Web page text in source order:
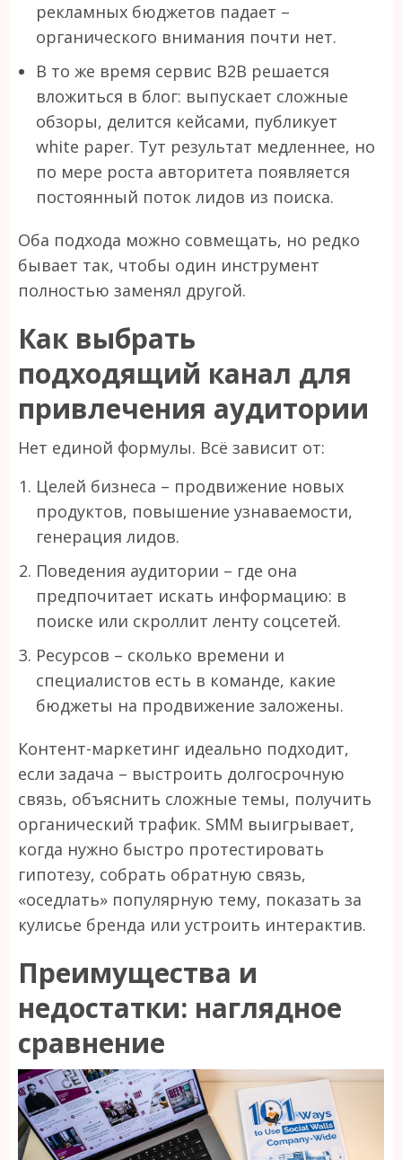
рекламных бюджетов падает –
органического внимания почти нет.
В то же время сервис B2B решается
вложиться в блог: выпускает сложные
обзоры, делится кейсами, публикует
white paper. Тут результат медленнее, но
по мере роста авторитета появляется
постоянный поток лидов из поиска.
Оба подхода можно совмещать, но редко
бывает так, чтобы один инструмент
полностью заменял другой.
Как выбрать
подходящий канал для
привлечения аудитории
Нет единой формулы. Всё зависит от:
Целей бизнеса – продвижение новых
продуктов, повышение узнаваемости,
генерация лидов.
Поведения аудитории – где она
предпочитает искать информацию: в
поиске или скроллит ленту соцсетей.
Ресурсов – сколько времени и
специалистов есть в команде, какие
бюджеты на продвижение заложены.
Контент-маркетинг идеально подходит,
если задача – выстроить долгосрочную
связь, объяснить сложные темы, получить
органический трафик. SMM выигрывает,
когда нужно быстро протестировать
гипотезу, собрать обратную связь,
«оседлать» популярную тему, показать за
кулисье бренда или устроить интерактив.
Преимущества и
недостатки: наглядное
сравнение